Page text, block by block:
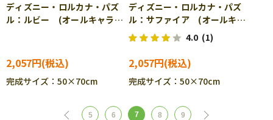
ディズニー・ロルカナ・パズ
ル：ルビー (オールキャラク
2,057円
完成サイズ：50×70cm
ディズニー・ロルカナ・パズ
ル：サファイア (オールキャ
ラクター) 1000ピース ジグ
ソーパズル RAV-016250
4.0 (1)
2,057円
完成サイズ：50×70cm
5 6 7 8 9